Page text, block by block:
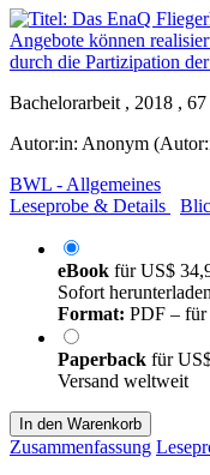
Bachelorarbeit , 2018 ,
Autor:in: Anonym
BWL - Allgemeines
Leseprobe & Details
eBook fürUS$
Sofort
Format: PDF – für
Paperback für
Versand weltweit
In den Warenkorb
Zusammenfassung